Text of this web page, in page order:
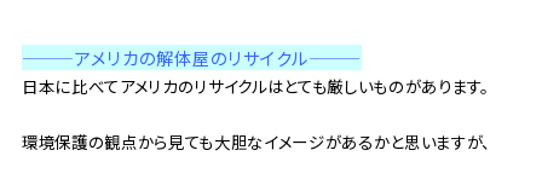
———アメリカの解体屋のリサイクル———
日本に比べてアメリカのリサイクルはとても厳しいものがあります。
環境保護の観点から見ても大胆なイメージがあるかと思いますが、